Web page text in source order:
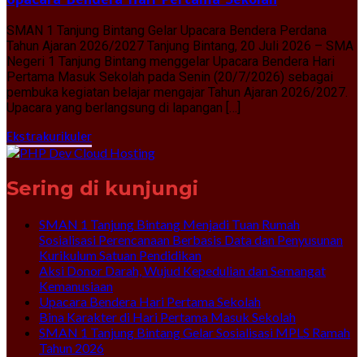
SMAN 1 Tanjung Bintang Gelar Upacara Bendera Perdana
Tahun Ajaran 2026/2027 Tanjung Bintang, 20 Juli 2026 – SMA
Negeri 1 Tanjung Bintang menggelar Upacara Bendera Hari
Pertama Masuk Sekolah pada Senin (20/7/2026) sebagai
pembuka kegiatan belajar mengajar Tahun Ajaran 2026/2027.
Upacara yang berlangsung di lapangan […]
Ekstrakurikuler
Sering di kunjungi
SMAN 1 Tanjung Bintang Menjadi Tuan Rumah
Sosialisasi Perencanaan Berbasis Data dan Penyusunan
Kurikulum Satuan Pendidikan
Aksi Donor Darah, Wujud Kepedulian dan Semangat
Kemanusiaan
Upacara Bendera Hari Pertama Sekolah
Bina Karakter di Hari Pertama Masuk Sekolah
SMAN 1 Tanjung Bintang Gelar Sosialisasi MPLS Ramah
Tahun 2026